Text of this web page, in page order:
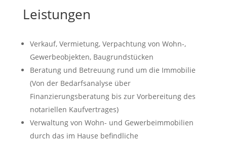
Leistungen
Verkauf, Vermietung, Verpachtung von Wohn-,
Gewerbeobjekten, Baugrundstücken
Beratung und Betreuung rund um die Immobilie
(Von der Bedarfsanalyse über
Finanzierungsberatung bis zur Vorbereitung des
notariellen Kaufvertrages)
Verwaltung von Wohn- und Gewerbeimmobilien
durch das im Hause befindliche